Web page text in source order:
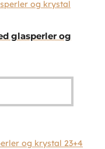
glasperler og